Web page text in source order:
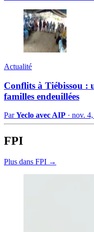
Actualité
Conflits à Tiébissou :
familles endeuillées
ParYeclo avec AIP · nov.
FPI
Plus dans FPI →